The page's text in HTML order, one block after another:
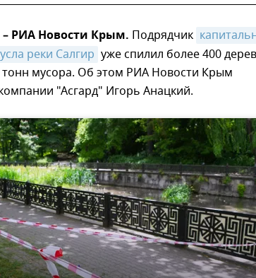
РИА Новости Крым. Подрядчик
реки Салгир уже спилил более 400
тонн мусора. Об этом РИА Новости Крым
"Асгард" Игорь Анацкий.